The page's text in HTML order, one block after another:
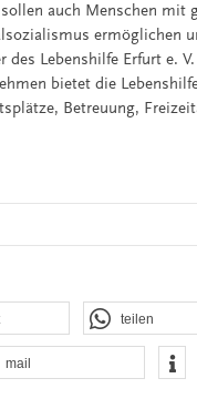
auch Menschen
ermöglichen
des Lebenshilfe Erfurt e.
bietet die
Betreuung,
teilen
mail